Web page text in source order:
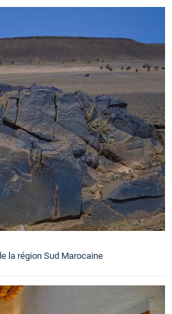
la région Sud Marocaine